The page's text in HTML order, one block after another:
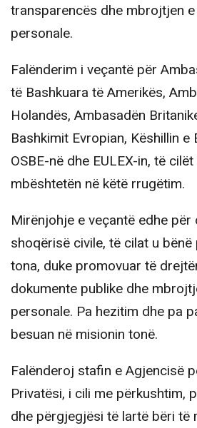
transparencës dhe mbrojtjen
personale.
Falënderim i veçantë për
të Bashkuara të Amerikës,
Holandës, Ambasadën
Bashkimit Evropian, Këshillin e
OSBE-në dhe EULEX-in, të
mbështetën në këtë rrugëtim.
Mirënjohje e veçantë edhe
shoqërisë civile, të cilat u
tona, duke promovuar të
dokumente publike dhe
personale. Pa hezitim dhe pa
besuan në misionin tonë.
Falënderoj stafin e Agjencisë
Privatësi, i cili me përkushtim,
dhe përgjegjësi të lartë bëri të